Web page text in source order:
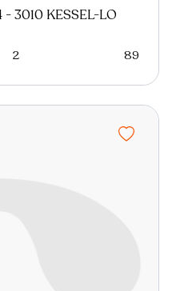
- 3010 KESSEL-LO
2 89